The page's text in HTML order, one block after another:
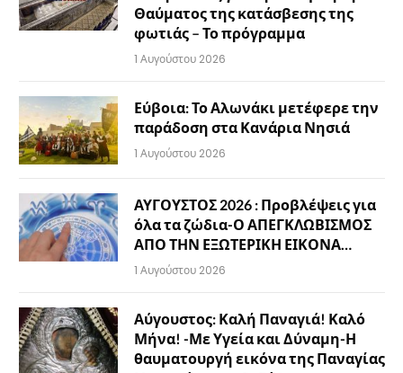
Θαύματος της κατάσβεσης της
φωτιάς – Το πρόγραμμα
1 Αυγούστου 2026
Εύβοια: Το Αλωνάκι μετέφερε την
παράδοση στα Κανάρια Νησιά
1 Αυγούστου 2026
ΑΥΓΟΥΣΤΟΣ 2026 : Προβλέψεις για
όλα τα ζώδια-Ο ΑΠΕΓΚΛΩΒΙΣΜΟΣ
ΑΠΟ ΤΗΝ ΕΞΩΤΕΡΙΚΗ ΕΙΚΟΝΑ…
1 Αυγούστου 2026
Αύγουστος: Καλή Παναγιά! Καλό
Μήνα! -Με Υγεία και Δύναμη-Η
θαυματουργή εικόνα της Παναγίας